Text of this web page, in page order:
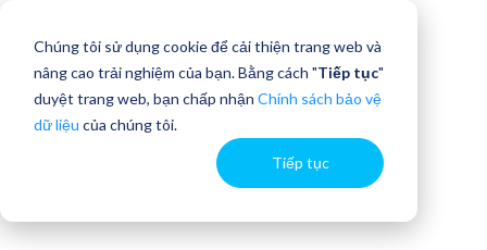
Chúng tôi sử dụng cookie để cải thiện trang web và
nâng cao trải nghiệm của bạn. Bằng cách "Tiếp tục"
duyệt trang web, bạn chấp nhận Chính sách bảo vệ
dữ liệu của chúng tôi.
Tiếp tục